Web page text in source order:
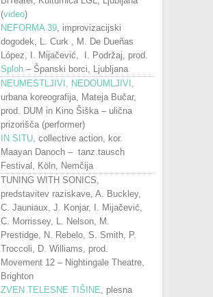
(video)
NEFORMA 39 , improvizacijski
dogodek, L. Curk , M. De Dueñas
López, I. Mijačević, I. Podržaj, prod.
Sploh – Španski borci, Ljubljana
NEUMESTLJIVI, NEDOUMLJIVI
urbana koreografija, Mateja Bučar,
prod. DUM in Kino Šiška – ulična
prizorišča (performer)
IN SITU , collective action, kor.
Maayan Danoch – tanz.tausch
Festival, Köln, Nemčija
TUNING WITH SONICS,
predstavitev raziskave, A. Buckley,
C. Jauniaux, J. Konjar, I. Mijačević,
C. Morrissey, L. Nelson, M.
Prestidge, N. Rebelo, S. Smith, P.
Troccoli, D. Williams, prod.
Movement 12 – Nightingale Theatre,
Brighton
ZVEN TELESNE TIŠINE , plesna